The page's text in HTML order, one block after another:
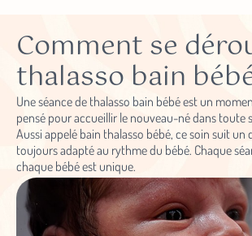
Comment se
thalasso bain
Une séance de thalasso bain bébé est un
pensé pour accueillir le nouveau-né dans toute
Aussi appelé bain thalasso bébé, ce soin suit un
toujours adapté au rythme du bébé. Chaque
chaque bébé est unique.